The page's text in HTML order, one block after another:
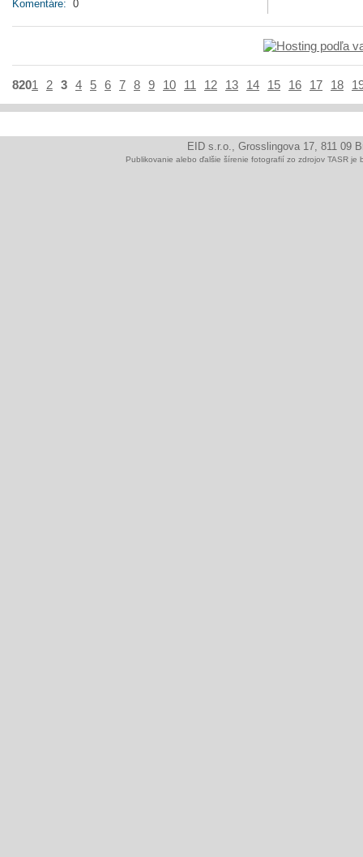
Komentáre: 0
8201 2 3 4 5 6 7 8 9 10 11 12 13 14 15 16 17 18
EID s.r.o., Grosslingova 17, 811 09
Publikovanie alebo ďalšie šírenie fotografií zo zdrojov TASR